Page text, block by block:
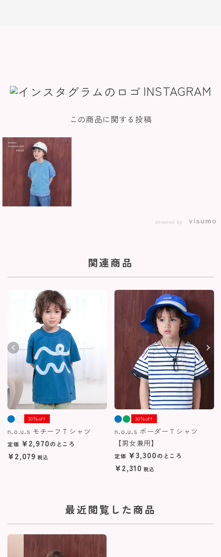
INSTAGRAM
この商品に関する投稿
powered by
関連商品
30％off
n.o.u.s モチーフＴシャツ
定価 ¥2,970のところ
¥2,079 税込
30％off
n.o.u.s ボーダーＴシャツ
【男女兼用】
定価 ¥3,300のところ
¥2,310 税込
最近閲覧した商品